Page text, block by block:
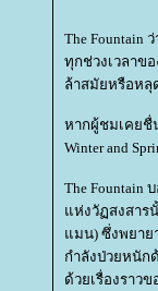
The Fountain
ทุกช่วงเวลาข
ล้าสมัยหรือหลุ
หากผู้ชมเคยชื่
Winter and
The Fountain
ห่งวัฏสงสารนั้
มน) ซึ่งพยายา
กำลังป่วยหนัก
ด้วยเรื่องราว